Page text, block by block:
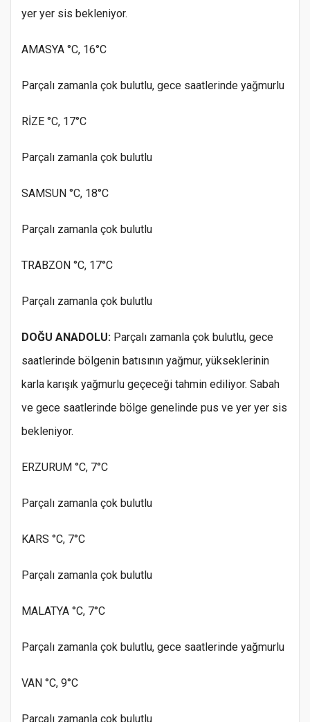
yer yer sis bekleniyor.
AMASYA °C, 16°C
Parçalı zamanla çok bulutlu, gece saatlerinde yağmurlu
RİZE °C, 17°C
Parçalı zamanla çok bulutlu
SAMSUN °C, 18°C
Parçalı zamanla çok bulutlu
TRABZON °C, 17°C
Parçalı zamanla çok bulutlu
DOĞU ANADOLU: Parçalı zamanla çok bulutlu, gece
saatlerinde bölgenin batısının yağmur, yükseklerinin
karla karışık yağmurlu geçeceği tahmin ediliyor. Sabah
ve gece saatlerinde bölge genelinde pus ve yer yer sis
bekleniyor.
ERZURUM °C, 7°C
Parçalı zamanla çok bulutlu
KARS °C, 7°C
Parçalı zamanla çok bulutlu
MALATYA °C, 7°C
Parçalı zamanla çok bulutlu, gece saatlerinde yağmurlu
VAN °C, 9°C
Parçalı zamanla çok bulutlu